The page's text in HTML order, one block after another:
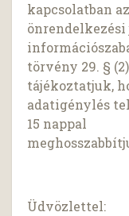
kapcsolatban
önrendelkezési
törvény 29. §
tájékoztatjuk,
adatigénylés
15 nappal
Üdvözlettel: